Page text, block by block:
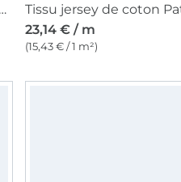
Tissu french terry gratté Dingo et Mickey and Goofy, gris clair chiné
23,14 € / m
(15,43 € / 1 m²)